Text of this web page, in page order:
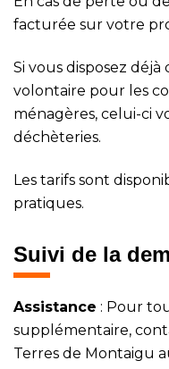
facturée sur votre
Si vous disposez déjà
volontaire pour les
ménagères, celui-ci
déchèteries.
Les tarifs sont
pratiques.
Suivi de la
Assistance : Pour
supplémentaire,
Terres de Montaigu